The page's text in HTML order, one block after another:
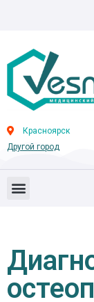
Красноярск
Другой город